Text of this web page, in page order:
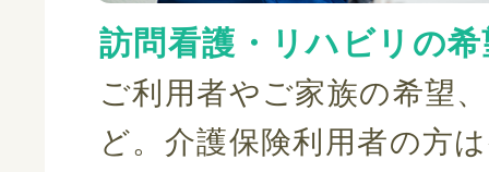
訪問看護・リハビリの
ご利用者やご家族の希望
ど。介護保険利用者の方